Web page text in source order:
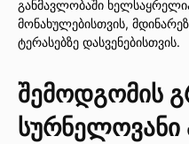
განმავლობაში
მონახულებისთვის,
ტერასებზე დასვენებისთვის.
შემოდგომის
სურნელოვანი